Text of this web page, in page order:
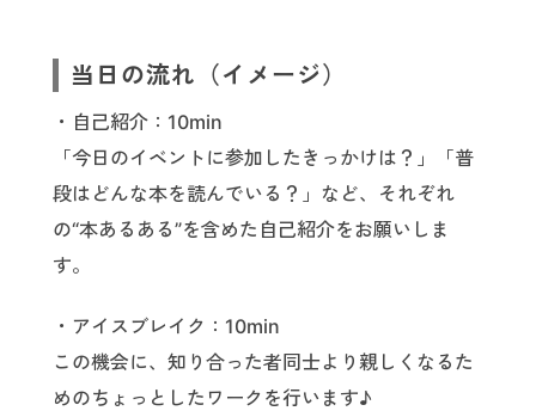
当日の流れ（イメージ）
・自己紹介：10min
「今日のイベントに参加したきっかけは？」「普
段はどんな本を読んでいる？」など、それぞれ
の“本あるある”を含めた自己紹介をお願いしま
す。
・アイスブレイク：10min
この機会に、知り合った者同士より親しくなるた
めのちょっとしたワークを行います♪